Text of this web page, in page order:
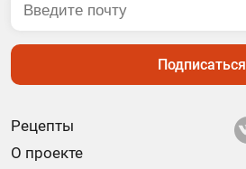
Рецепты
О проекте
Подписаться